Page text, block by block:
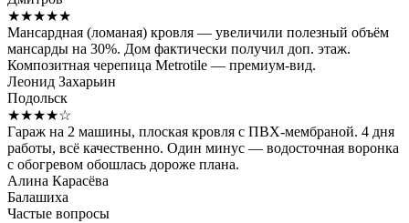
★★★★★
Мансардная (ломаная) кровля — увеличили полезный объём
мансарды на 30%. Дом фактически получил доп. этаж.
Композитная черепица Metrotile — премиум-вид.
Леонид Захарьин
Подольск
★★★★☆
Гараж на 2 машины, плоская кровля с ПВХ-мембраной. 4 дня
работы, всё качественно. Один минус — водосточная воронка
с обогревом обошлась дороже плана.
Алина Карасёва
Балашиха
Частые вопросы